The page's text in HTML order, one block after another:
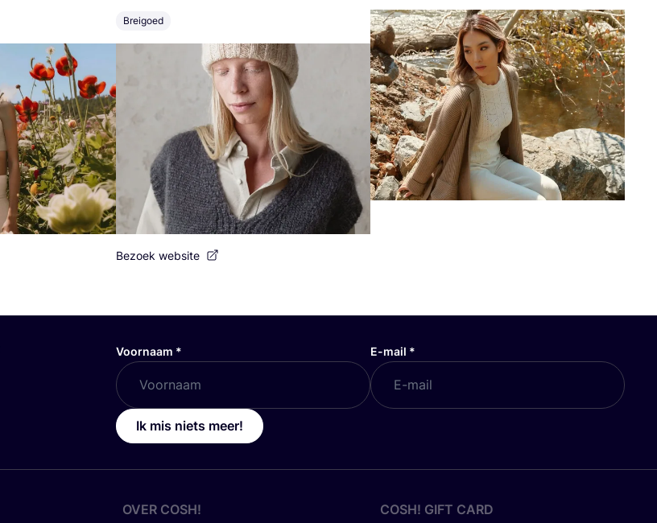
Breigoed
Bezoek website
Voornaam * E-mail *
Ik mis niets meer!
OVER COSH! COSH! GIFT CARD